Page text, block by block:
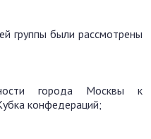
группы были рассмотрены
города Москвы к
конфедераций;